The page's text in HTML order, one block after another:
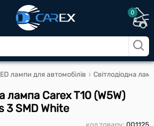
0
лампи для автомобілів Світлодіодна
лампа Carex T10 (W5W)
3 SMD White